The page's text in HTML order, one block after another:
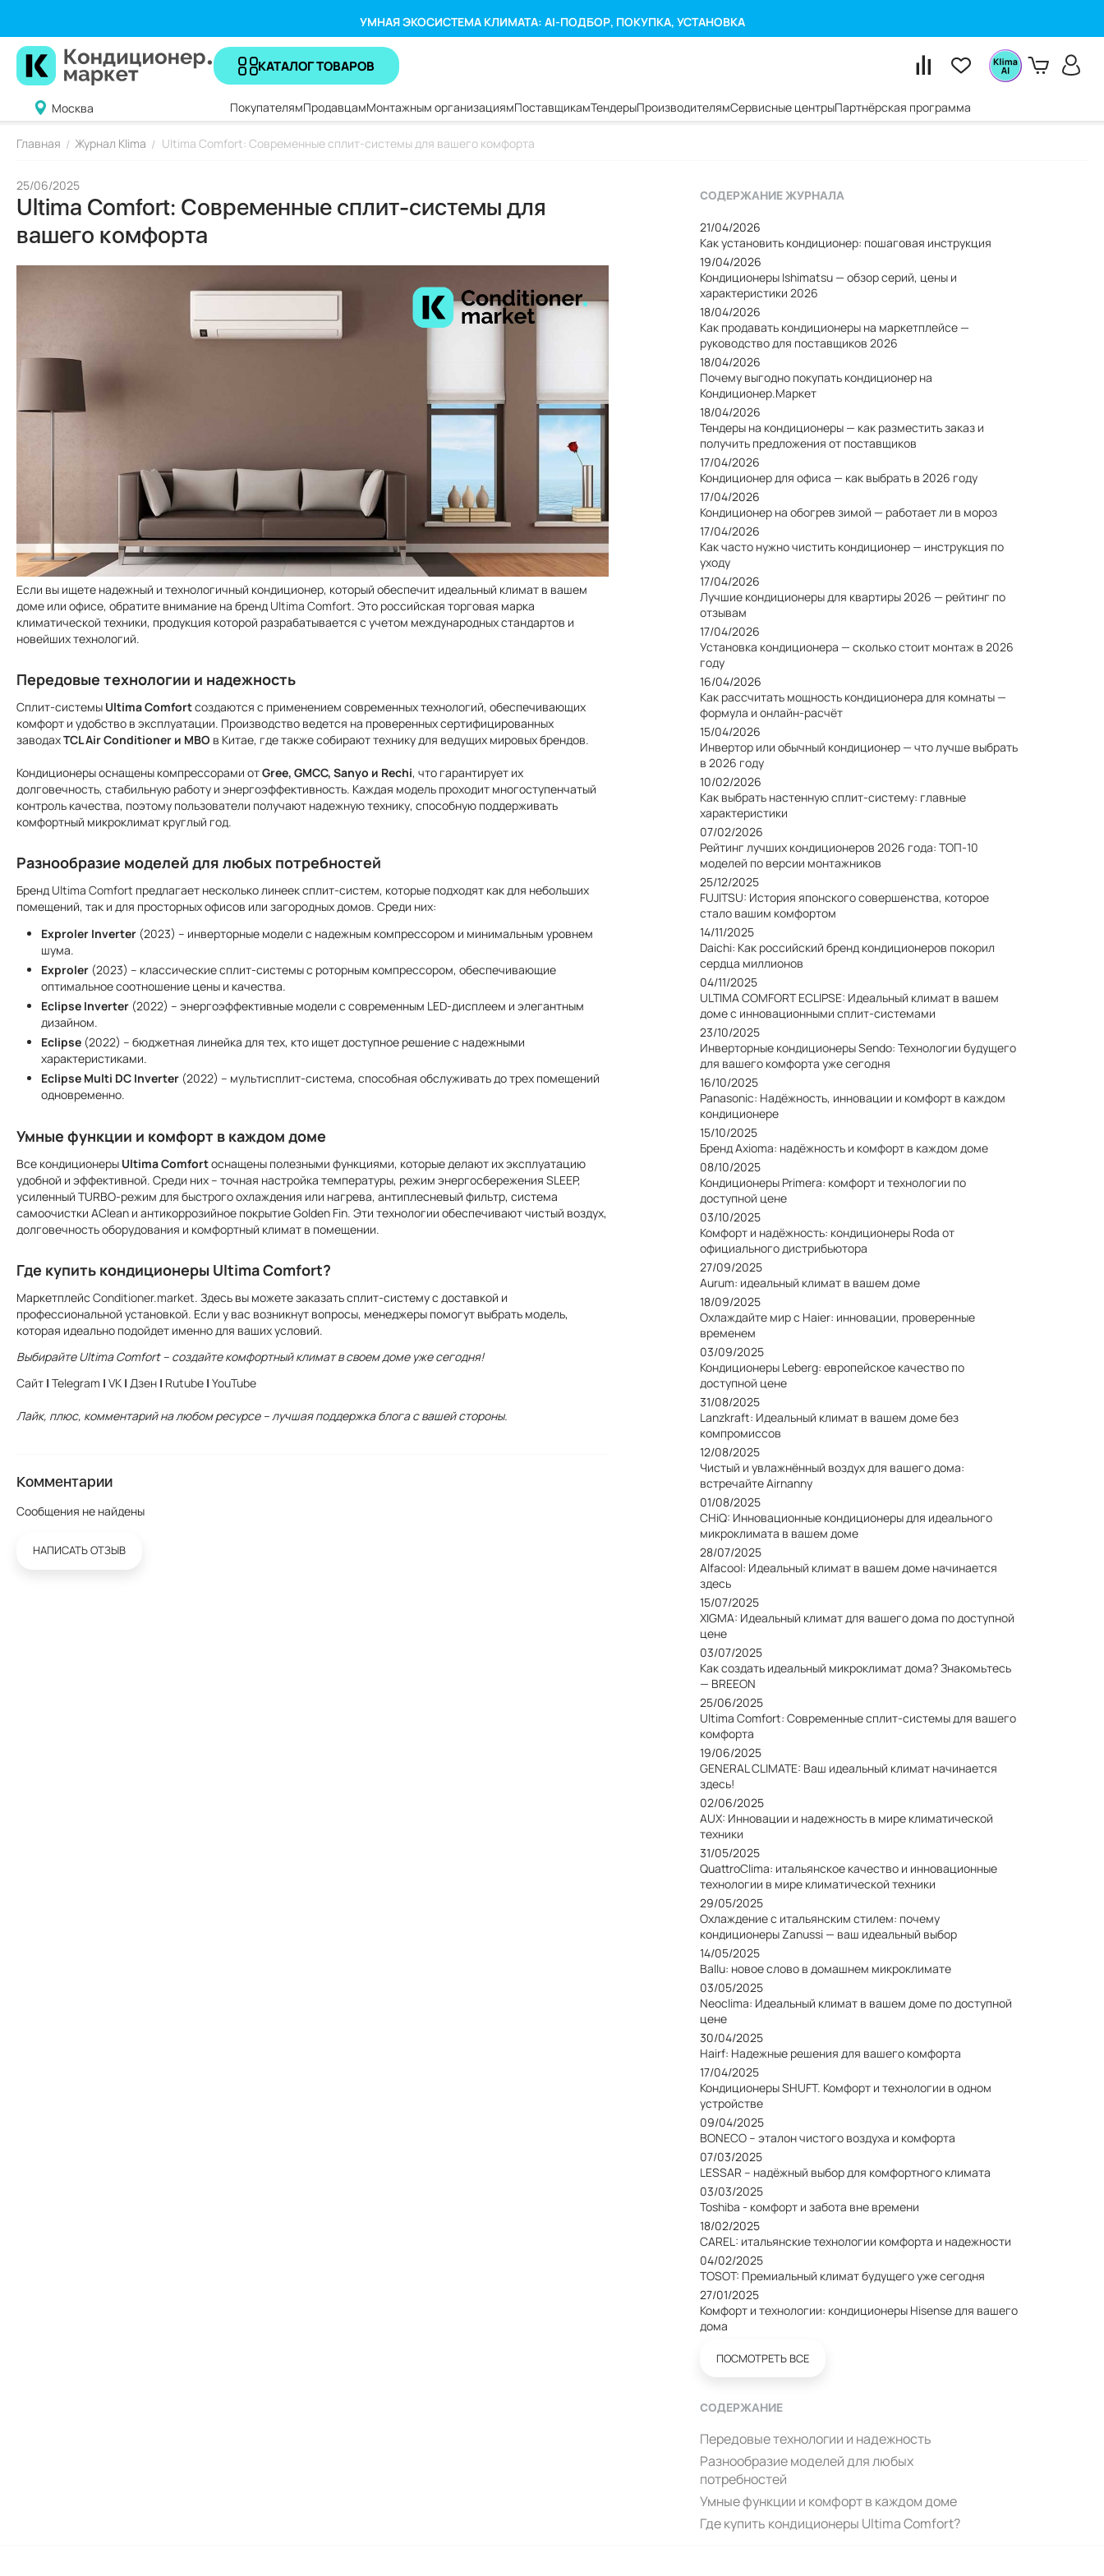
УМНАЯ ЭКОСИСТЕМА КЛИМАТА: AI-ПОДБОР, ПОКУПКА, УСТАНОВКА
КАТАЛОГ ТОВАРОВ
Москва ПокупателямПродавцамМонтажным организациямПоставщикамТендерыПроизводителямСервисные центрыПартнёрская программа
Главная / Журнал Klima / Ultima Comfort: Современные сплит-системы для вашего комфорта
25/06/2025
Ultima Comfort: Современные сплит-системы для
вашего комфорта
Если вы ищете надежный и технологичный кондиционер, который обеспечит идеальный климат в вашем
доме или офисе, обратите внимание на бренд Ultima Comfort. Это российская торговая марка
климатической техники, продукция которой разрабатывается с учетом международных стандартов и
новейших технологий.
Передовые технологии и надежность
Сплит-системы Ultima Comfortсоздаются с применением современных технологий, обеспечивающих
комфорт и удобство в эксплуатации. Производство ведется на проверенных сертифицированных
заводахTCL Air Conditioner и MBO в Китае, где также собирают технику для ведущих мировых брендов.
Кондиционеры оснащены компрессорами отGree, GMCC, Sanyo и Rechi, что гарантирует их
долговечность, стабильную работу и энергоэффективность. Каждая модель проходит многоступенчатый
контроль качества, поэтому пользователи получают надежную технику, способную поддерживать
комфортный микроклимат круглый год.
Разнообразие моделей для любых потребностей
Бренд Ultima Comfort предлагает несколько линеек сплит-систем, которые подходят как для небольших
помещений, так и для просторных офисов или загородных домов. Среди них:
Exproler Inverter (2023) – инверторные модели с надежным компрессором и минимальным уровнем
шума.
Exproler (2023) – классические сплит-системы с роторным компрессором, обеспечивающие
оптимальное соотношение цены и качества.
Eclipse Inverter (2022) – энергоэффективные модели с современным LED-дисплеем и элегантным
дизайном.
Eclipse (2022) – бюджетная линейка для тех, кто ищет доступное решение с надежными
характеристиками.
Eclipse Multi DC Inverter (2022) – мультисплит-система, способная обслуживать до трех помещений
одновременно.
Умные функции и комфорт в каждом доме
Все кондиционеры Ultima Comfortоснащены полезными функциями, которые делают их эксплуатацию
удобной и эффективной. Среди них – точная настройка температуры, режим энергосбережения SLEEP,
усиленный TURBO-режим для быстрого охлаждения или нагрева, антиплесневый фильтр, система
самоочистки AClean и антикоррозийное покрытие Golden Fin. Эти технологии обеспечивают чистый воздух,
долговечность оборудования и комфортный климат в помещении.
Где купить кондиционеры Ultima Comfort?
Маркетплейс Conditioner.market. Здесь вы можете заказать сплит-систему с доставкой и
профессиональной установкой. Если у вас возникнут вопросы, менеджеры помогут выбрать модель,
которая идеально подойдет именно для ваших условий.
Выбирайте Ultima Comfort – создайте комфортный климат в своем доме уже сегодня!
Сайт | Telegram | VK | Дзен | Rutube | YouTube
Лайк, плюс, комментарий на любом ресурсе – лучшая поддержка блога с вашей стороны.
Комментарии
Сообщения не найдены
НАПИСАТЬ ОТЗЫВ
СОДЕРЖАНИЕ ЖУРНАЛА
21/04/2026
Как установить кондиционер: пошаговая инструкция
19/04/2026
Кондиционеры Ishimatsu — обзор серий, цены и
характеристики 2026
18/04/2026
Как продавать кондиционеры на маркетплейсе —
руководство для поставщиков 2026
18/04/2026
Почему выгодно покупать кондиционер на
Кондиционер.Маркет
18/04/2026
Тендеры на кондиционеры — как разместить заказ и
получить предложения от поставщиков
17/04/2026
Кондиционер для офиса — как выбрать в 2026 году
17/04/2026
Кондиционер на обогрев зимой — работает ли в мороз
17/04/2026
Как часто нужно чистить кондиционер — инструкция по
уходу
17/04/2026
Лучшие кондиционеры для квартиры 2026 — рейтинг по
отзывам
17/04/2026
Установка кондиционера — сколько стоит монтаж в 2026
году
16/04/2026
Как рассчитать мощность кондиционера для комнаты —
формула и онлайн-расчёт
15/04/2026
Инвертор или обычный кондиционер — что лучше выбрать
в 2026 году
10/02/2026
Как выбрать настенную сплит-систему: главные
характеристики
07/02/2026
Рейтинг лучших кондиционеров 2026 года: ТОП-10
моделей по версии монтажников
25/12/2025
FUJITSU: История японского совершенства, которое
стало вашим комфортом
14/11/2025
Daichi: Как российский бренд кондиционеров покорил
сердца миллионов
04/11/2025
ULTIMA COMFORT ECLIPSE: Идеальный климат в вашем
доме с инновационными сплит-системами
23/10/2025
Инверторные кондиционеры Sendo: Технологии будущего
для вашего комфорта уже сегодня
16/10/2025
Panasonic: Надёжность, инновации и комфорт в каждом
кондиционере
15/10/2025
Бренд Axioma: надёжность и комфорт в каждом доме
08/10/2025
Кондиционеры Primera: комфорт и технологии по
доступной цене
03/10/2025
Комфорт и надёжность: кондиционеры Roda от
официального дистрибьютора
27/09/2025
Aurum: идеальный климат в вашем доме
18/09/2025
Охлаждайте мир с Haier: инновации, проверенные
временем
03/09/2025
Кондиционеры Leberg: европейское качество по
доступной цене
31/08/2025
Lanzkraft: Идеальный климат в вашем доме без
компромиссов
12/08/2025
Чистый и увлажнённый воздух для вашего дома:
встречайте Airnanny
01/08/2025
CHiQ: Инновационные кондиционеры для идеального
микроклимата в вашем доме
28/07/2025
Alfacool: Идеальный климат в вашем доме начинается
здесь
15/07/2025
XIGMA: Идеальный климат для вашего дома по доступной
цене
03/07/2025
Как создать идеальный микроклимат дома? Знакомьтесь
— BREEON
25/06/2025
Ultima Comfort: Современные сплит-системы для вашего
комфорта
19/06/2025
GENERAL CLIMATE: Ваш идеальный климат начинается
здесь!
02/06/2025
AUX: Инновации и надежность в мире климатической
техники
31/05/2025
QuattroClima: итальянское качество и инновационные
технологии в мире климатической техники
29/05/2025
Охлаждение с итальянским стилем: почему
кондиционеры Zanussi — ваш идеальный выбор
14/05/2025
Ballu: новое слово в домашнем микроклимате
03/05/2025
Neoclima: Идеальный климат в вашем доме по доступной
цене
30/04/2025
Hairf: Надежные решения для вашего комфорта
17/04/2025
Кондиционеры SHUFT. Комфорт и технологии в одном
устройстве
09/04/2025
BONECO – эталон чистого воздуха и комфорта
07/03/2025
LESSAR – надёжный выбор для комфортного климата
03/03/2025
Toshiba - комфорт и забота вне времени
18/02/2025
CAREL: итальянские технологии комфорта и надежности
04/02/2025
TOSOT: Премиальный климат будущего уже сегодня
27/01/2025
Комфорт и технологии: кондиционеры Hisense для вашего
дома
ПОСМОТРЕТЬ ВСЕ
СОДЕРЖАНИЕ
Передовые технологии и надежность
Разнообразие моделей для любых
потребностей
Умные функции и комфорт в каждом доме
Где купить кондиционеры Ultima Comfort?